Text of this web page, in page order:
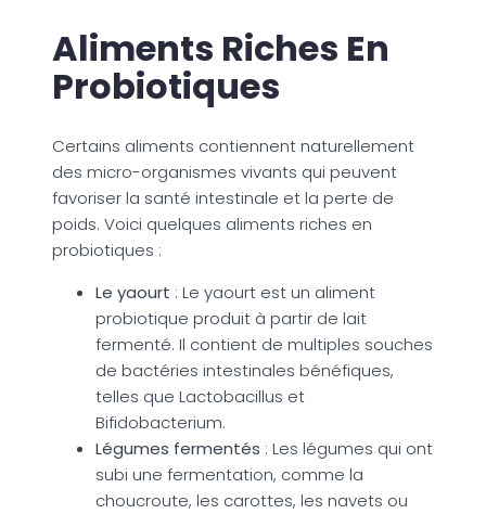
Aliments Riches En
Probiotiques
Certains aliments contiennent naturellement
des micro-organismes vivants qui peuvent
favoriser la santé intestinale et la perte de
poids. Voici quelques aliments riches en
probiotiques :
Le yaourt : Le yaourt est un aliment
probiotique produit à partir de lait
fermenté. Il contient de multiples souches
de bactéries intestinales bénéfiques,
telles que Lactobacillus et
Bifidobacterium.
Légumes fermentés : Les légumes qui ont
subi une fermentation, comme la
choucroute, les carottes, les navets ou